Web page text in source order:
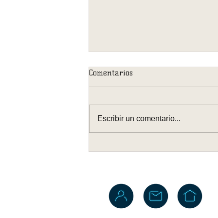
Comentarios
Escribir un comentario...